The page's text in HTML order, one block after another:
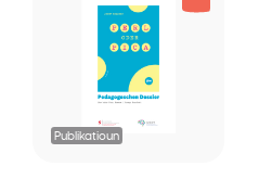
Publikatioun